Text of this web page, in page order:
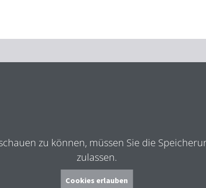
zu können, müssen Sie die
zulassen.
Cookies erlauben